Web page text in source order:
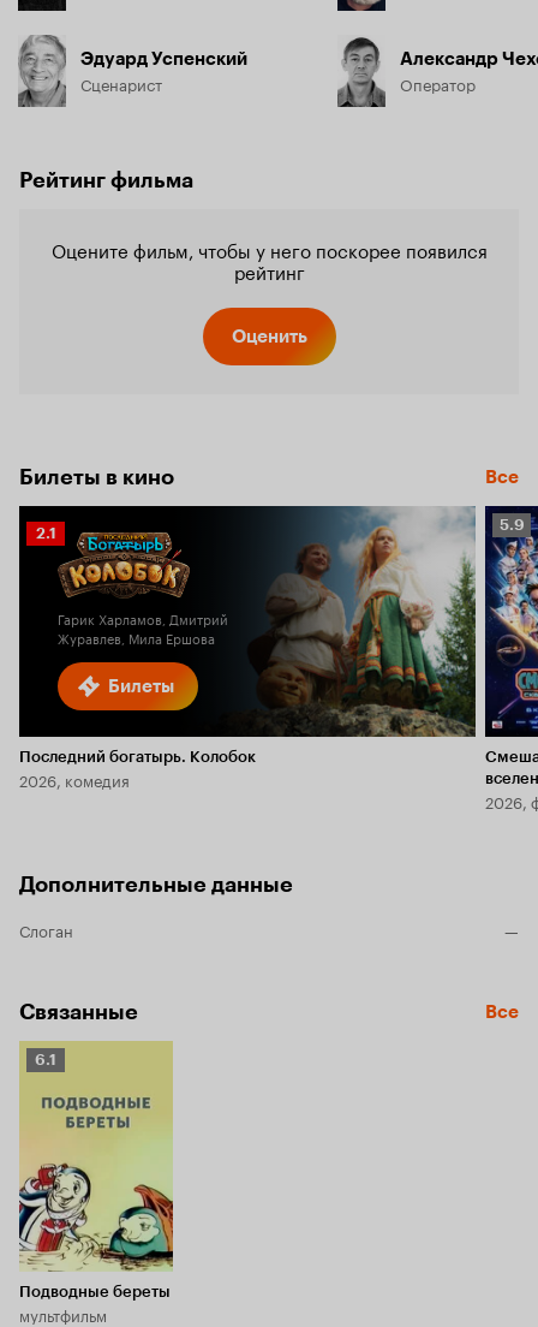
Эдуард Успенский
Сценарист
Александр
Оператор
Рейтинг фильма
Оцените фильм, чтобы у него поскорее появился
рейтинг
Оценить
Билеты в кино Все
Билеты
Рейтинг
Кинопоиска
2.1
Гарик Харламов, Дмитрий
Журавлев, Мила Ершова
Последний богатырь. Колобок
2026, комедия
5.9
5.9
2026,
Дополнительные данные
Слоган —
Связанные Все
Рейтинг
6.1
6.1
Подводные береты
мультфильм